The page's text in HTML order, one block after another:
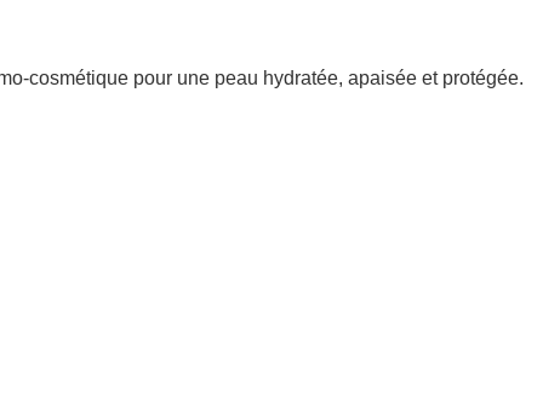
cosmétique pour une peau hydratée, apaisée et protégée.